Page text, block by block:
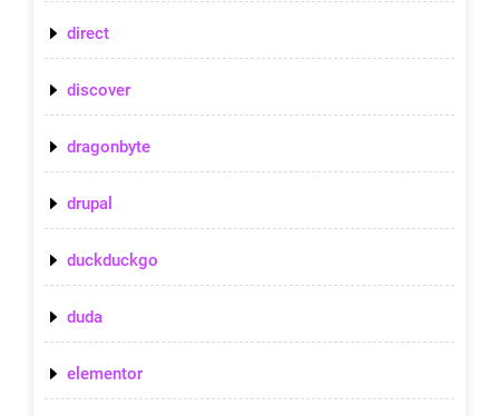
direct
discover
dragonbyte
drupal
duckduckgo
duda
elementor